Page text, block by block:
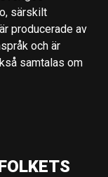
särskilt
producerade av
och är
samtalas om